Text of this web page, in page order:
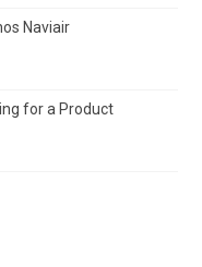
Naviair
for a Product